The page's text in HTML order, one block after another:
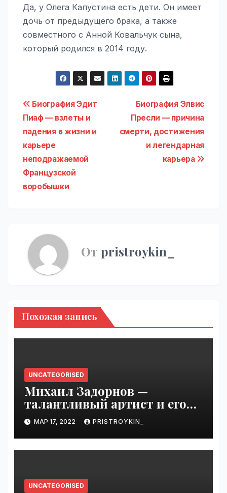
Да, у Олега Капустина есть дети. Он имеет
дочь от предыдущего брака, а также
совместного с Анной Ковальчук сына,
который родился в 2014 году.
Навигация
по
записям
Биография Элвис
Пресли — причина
смерти, достижения
и легендарная
карьера
Биография Эдит
Пиаф — взлеты и
падения в жизни и
карьере
неподражаемой
Французской
воробышки
От pristroykin_
Похожая запись
UNCATEGORISED
Михаил Задорнов —
талантливый артист и его
увлекательная биография —
выдающиеся достижения,
известность и интересные
факты из личной жизни!
МАР 17, 2022 PRISTROYKIN_
UNCATEGORISED